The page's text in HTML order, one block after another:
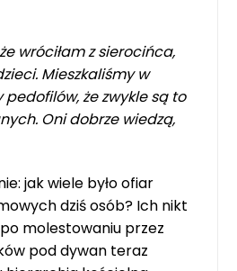
wróciłam z sierocińca,
Mieszkaliśmy w
że zwykle są to
Oni dobrze wiedzą,
jak wiele było ofiar
dziś osób? Ich nikt
molestowaniu przez
pod dywan teraz